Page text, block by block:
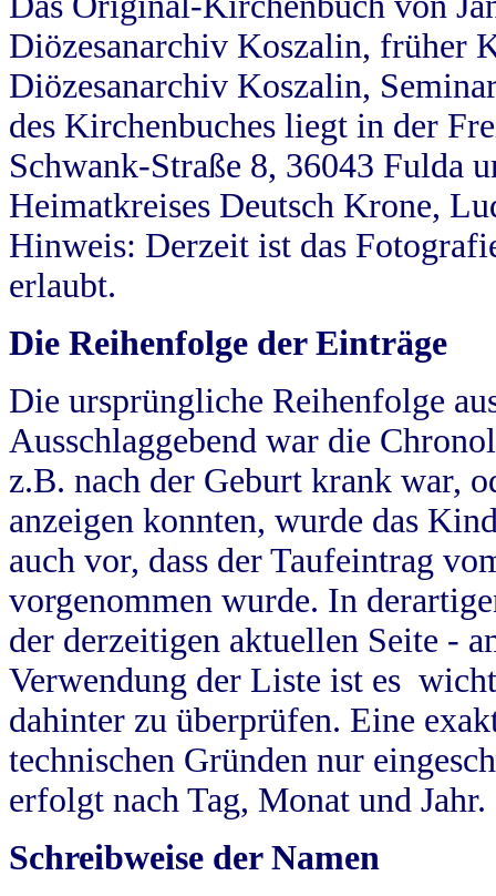
Diözesanarchiv Koszalin, früher
Diözesanarchiv Koszalin,
des Kirchenbuches liegt in der
Schwank-Straße 8, 36043 Fulda
Heimatkreises Deutsch Krone,
Hinweis: Derzeit ist das
erlaubt.
Die Reihenfolge der Einträge
Die ursprüngliche Reihenfolge
Ausschlaggebend war die
z.B. nach der Geburt krank war,
anzeigen konnten, wurde das
auch vor, dass der Taufeintrag
vorgenommen wurde. In
der derzeitigen aktuellen Seite -
Verwendung der Liste ist es
dahinter zu überprüfen. Eine
technischen Gründen nur
erfolgt nach Tag, Monat und Jahr.
Schreibweise der Namen